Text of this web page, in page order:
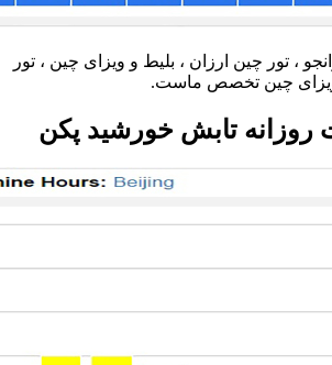
، تور چین ارزان ، بلیط و ویزای چین ، تور
ویزای چین تخصص ماست.
روزانه تابش خورشید پکن